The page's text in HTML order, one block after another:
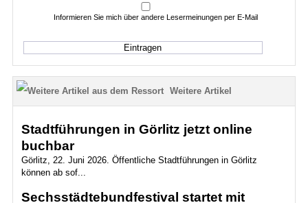
Informieren Sie mich über andere Lesermeinungen per E-Mail
Weitere Artikel
Stadtführungen in Görlitz jetzt online
buchbar
Görlitz, 22. Juni 2026. Öffentliche Stadtführungen in Görlitz
können ab sof...
Sechsstädtebundfestival startet mit